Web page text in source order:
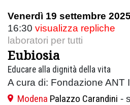
Venerdì 19 settembre 2025
16:30 visualizza repliche
laboratori per tutti
Eubiosia
Educare alla dignità della vita
A cura di: Fondazione ANT
Modena Palazzo Carandini -